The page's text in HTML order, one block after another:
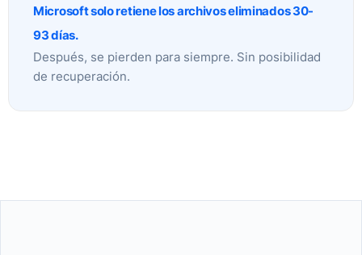
Microsoft solo retiene los archivos eliminados 30-
93 días.
Después, se pierden para siempre. Sin posibilidad
de recuperación.